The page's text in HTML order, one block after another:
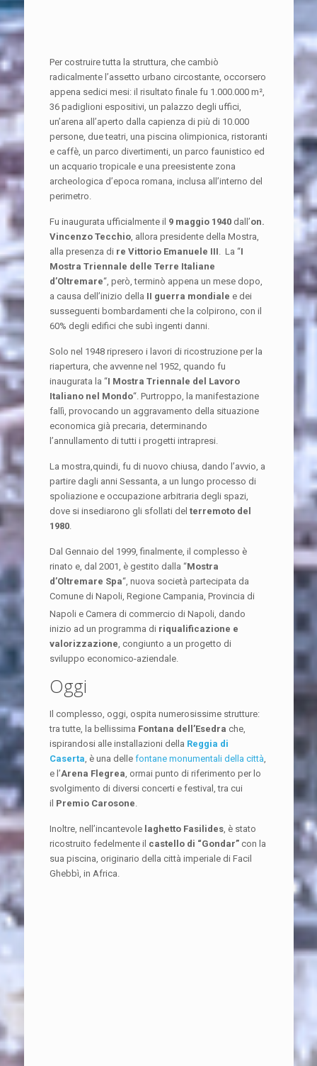
Per costruire tutta la struttura, che cambiò
radicalmente l’assetto urbano circostante, occorsero
appena sedici mesi: il risultato finale fu 1.000.000 m²,
36 padiglioni espositivi, un palazzo degli uffici,
un’arena all’aperto dalla capienza di più di 10.000
persone, due teatri, una piscina olimpionica, ristoranti
e caffè, un parco divertimenti, un parco faunistico ed
un acquario tropicale e una preesistente zona
archeologica d’epoca romana, inclusa all’interno del
perimetro.
Fu inaugurata ufficialmente il 9 maggio 1940dall’on.
Vincenzo Tecchio, allora presidente della Mostra,
alla presenza di re Vittorio Emanuele III . La “I
Mostra Triennale delle Terre Italiane
d’Oltremare“, però, terminò appena un mese dopo,
a causa dell’inizio della II guerra mondiale e dei
susseguenti bombardamenti che la colpirono, con il
60% degli edifici che subì ingenti danni.
Solo nel 1948 ripresero i lavori di ricostruzione per la
riapertura, che avvenne nel 1952, quando fu
inaugurata la “I Mostra Triennale del Lavoro
Italiano nel Mondo“. Purtroppo, la manifestazione
fallì, provocando un aggravamento della situazione
economica già precaria, determinando
l’annullamento di tutti i progetti intrapresi.
La mostra,quindi, fu di nuovo chiusa, dando l’avvio, a
partire dagli anni Sessanta, a un lungo processo di
spoliazione e occupazione arbitraria degli spazi,
dove si insediarono gli sfollati del terremoto del
1980.
Dal Gennaio del 1999, finalmente, il complesso è
rinato e, dal 2001, è gestito dalla “Mostra
d’Oltremare Spa“, nuova società partecipata da
Comune di Napoli, Regione Campania, Provincia di
Napoli e Camera di commercio di Napoli, dando
inizio ad un programma di riqualificazione e
valorizzazione, congiunto a un progetto di
sviluppo economico-aziendale.
Oggi
Il complesso, oggi, ospita numerosissime strutture:
tra tutte, la bellissima Fontana dell’Esedra che,
ispirandosi alle installazioni della Reggia di
Caserta, è una delle fontane monumentali della città,
e l’Arena Flegrea, ormai punto di riferimento per lo
svolgimento di diversi concerti e festival, tra cui
il Premio Carosone.
Inoltre, nell’incantevolelaghetto Fasilides, è stato
ricostruito fedelmente il castello di “Gondar”con la
sua piscina, originario della città imperiale di Facil
Ghebbì, in Africa.